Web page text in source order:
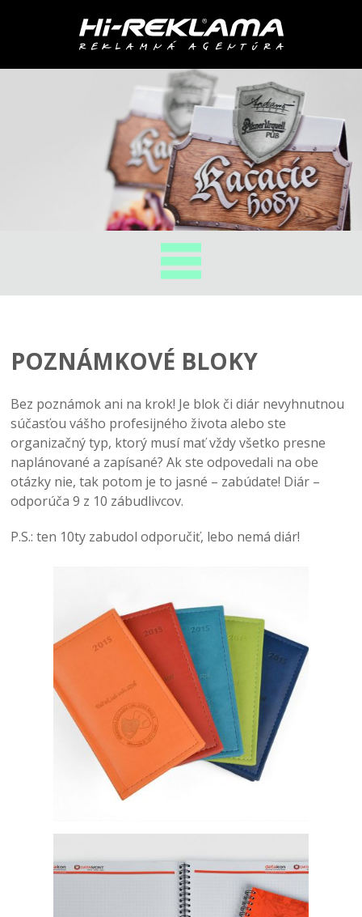
POZNÁMKOVÉ BLOKY
Bez poznámok ani na krok! Je blok či diár nevyhnutnou
súčasťou vášho profesijného života alebo ste
organizačný typ, ktorý musí mať vždy všetko presne
naplánované a zapísané? Ak ste odpovedali na obe
otázky nie, tak potom je to jasné – zabúdate! Diár –
odporúča 9 z 10 zábudlivcov.
P.S.: ten 10ty zabudol odporučiť, lebo nemá diár!